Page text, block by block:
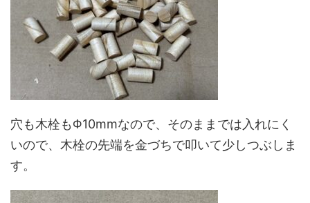
穴も木栓もΦ10mmなので、そのままでは入れにく
いので、木栓の先端を金づちで叩いて少しつぶしま
す。